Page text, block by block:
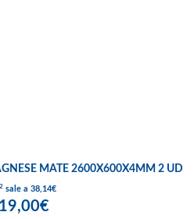
MATE 2600X600X4MM 2 UD
sale a 38,14€